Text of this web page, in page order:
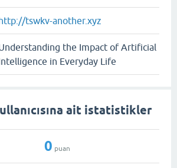
tswkv-another.xyz
the Impact of Artificial
in Everyday Life
ait istatistikler
0 puan